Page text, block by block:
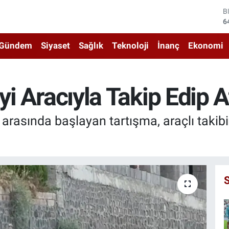
Siyaset Sağlık Teknoloji İnanç Ekonomi
Aracıyla Takip Edip
başlayan tartışma, araçlı